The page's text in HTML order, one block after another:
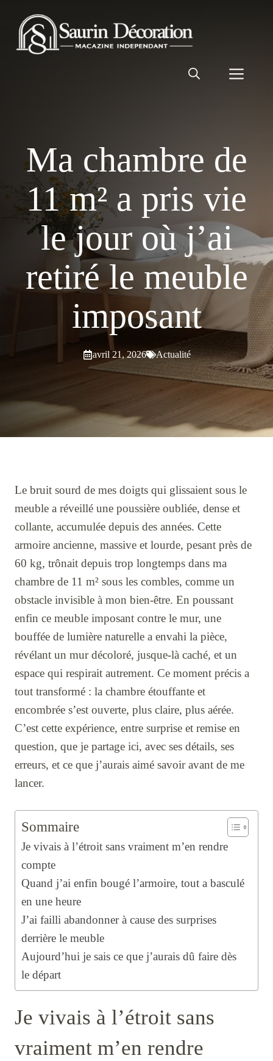
contenu
Ma chambre de
11 m² a pris vie
le jour où j’ai
retiré le meuble
imposant
avril 21, 2026 Actualité
Le bruit sourd de mes doigts qui glissaient sous le
meuble a réveillé une poussière oubliée, dense et
collante, accumulée depuis des années. Cette
armoire ancienne, massive et lourde, pesant près de
60 kg, trônait depuis trop longtemps dans ma
chambre de 11 m² sous les combles, comme un
obstacle invisible à mon bien-être. En poussant
enfin ce meuble imposant contre le mur, une
bouffée de lumière naturelle a envahi la pièce,
révélant un mur décoloré, jusque-là caché, et un
espace qui respirait autrement. Ce moment précis a
tout transformé : la chambre étouffante et
encombrée s’est ouverte, plus claire, plus aérée.
C’est cette expérience, entre surprise et remise en
question, que je partage ici, avec ses détails, ses
erreurs, et ce que j’aurais aimé savoir avant de me
lancer.
Sommaire
Je vivais à l’étroit sans vraiment m’en rendre
compte
Quand j’ai enfin bougé l’armoire, tout a basculé
en une heure
J’ai failli abandonner à cause des surprises
derrière le meuble
Aujourd’hui je sais ce que j’aurais dû faire dès
le départ
Je vivais à l’étroit sans
vraiment m’en rendre